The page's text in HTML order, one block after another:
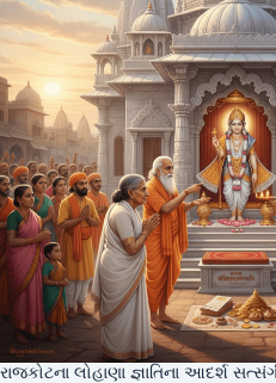
રાજકોટના લોહાણા જ્ઞાતિના આદર્શ